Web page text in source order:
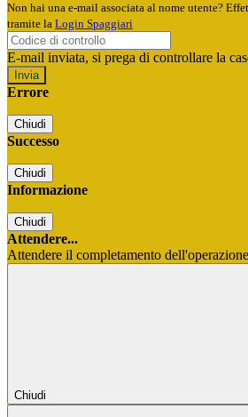
Non hai una e-mail associata al nome utente?
tramite la Login Spaggiari
E-mail inviata, si prega di controllare la
Errore
Chiudi
Successo
Chiudi
Informazione
Chiudi
Attendere...
Attendere il completamento
Chiudi